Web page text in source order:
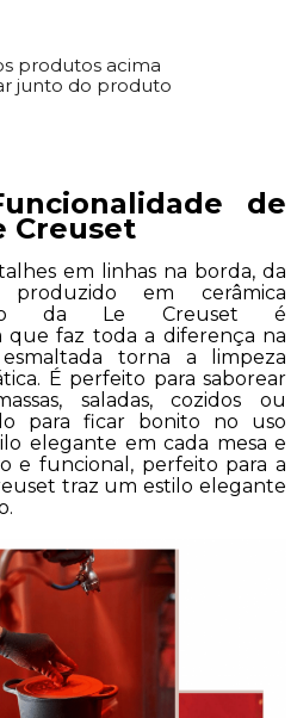
produtos acima
junto do produto
de
Creuset
em linhas na borda, da
em cerâmica
da Le Creuset é
que faz toda a diferença na
torna a limpeza
É perfeito para saborear
saladas, cozidos ou
para ficar bonito no uso
elegante em cada mesa e
e funcional, perfeito para a
traz um estilo elegante